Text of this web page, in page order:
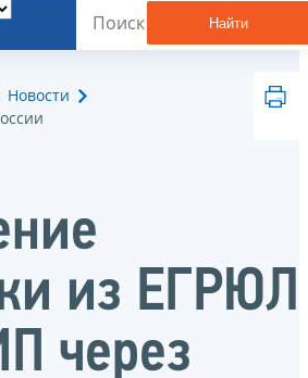
Найти
Новости
из ЕГРЮЛ
через